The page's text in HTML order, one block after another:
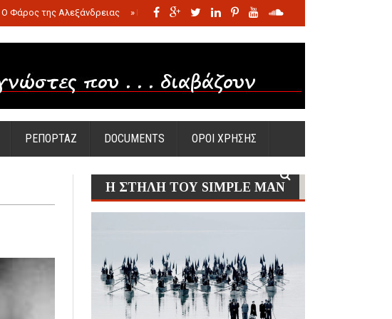
Ο Φάρος της Αλεξάνδρειας » Η σφαγή των νηπίων της Σάντας
ΡΕΠΟΡΤΑΖ DOCUMENTS ΟΡΟΙ ΧΡΗΣΗΣ
Η ΣΤΗΛΗ ΤΟΥ SIMPLE MAN